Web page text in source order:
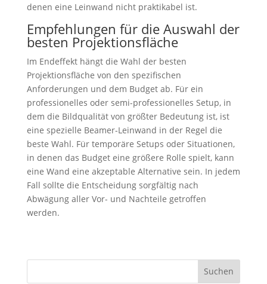
denen eine Leinwand nicht praktikabel ist.
Empfehlungen für die Auswahl der
besten Projektionsfläche
Im Endeffekt hängt die Wahl der besten
Projektionsfläche von den spezifischen
Anforderungen und dem Budget ab. Für ein
professionelles oder semi-professionelles Setup, in
dem die Bildqualität von größter Bedeutung ist, ist
eine spezielle Beamer-Leinwand in der Regel die
beste Wahl. Für temporäre Setups oder Situationen,
in denen das Budget eine größere Rolle spielt, kann
eine Wand eine akzeptable Alternative sein. In jedem
Fall sollte die Entscheidung sorgfältig nach
Abwägung aller Vor- und Nachteile getroffen
werden.
Suchen